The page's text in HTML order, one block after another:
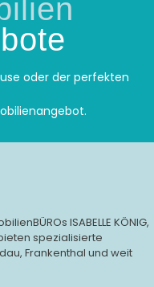
oder der perfekten
ISABELLE KÖNIG,
bieten spezialisierte
Frankenthal und weit